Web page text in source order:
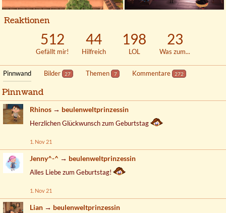
Reaktionen
512
Gefällt mir!
44
Hilfreich
198
LOL
23
Was zum...
Pinnwand Bilder 27 Themen 7 Kommentare 272
Pinnwand
Rhinos → beulenweltprinzessin
Herzlichen Glückwunsch zum Geburtstag
1. Nov 21
Jenny^-^ → beulenweltprinzessin
Alles Liebe zum Geburtstag!
1. Nov 21
Lian → beulenweltprinzessin